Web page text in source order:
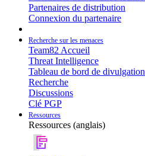
Partenaires de distribution
Connexion du partenaire
Recherche sur les menaces
Team82 Accueil
Threat Intelligence
Tableau de bord de
Recherche
Discussions
Clé PGP
Ressources
Ressources (anglais)